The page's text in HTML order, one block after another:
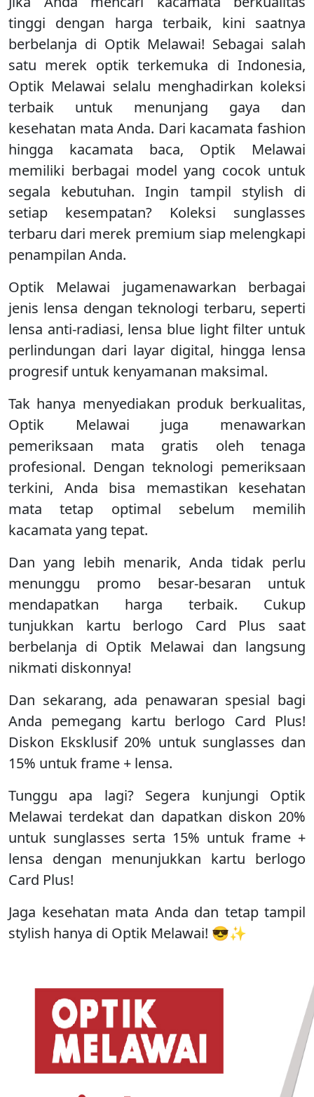
tinggi dengan harga terbaik, kini saatnya
berbelanja di Optik Melawai! Sebagai salah
satu merek optik terkemuka di Indonesia,
Optik Melawai selalu menghadirkan koleksi
terbaik untuk menunjang gaya dan
kesehatan mata Anda. Dari kacamata fashion
hingga kacamata baca, Optik Melawai
memiliki berbagai model yang cocok untuk
segala kebutuhan. Ingin tampil stylish di
setiap kesempatan? Koleksi sunglasses
terbaru dari merek premium siap melengkapi
penampilan Anda.
Optik Melawai jugamenawarkan berbagai
jenis lensa dengan teknologi terbaru, seperti
lensa anti-radiasi, lensa blue light filter untuk
perlindungan dari layar digital, hingga lensa
progresif untuk kenyamanan maksimal.
Tak hanya menyediakan produk berkualitas,
Optik Melawai juga menawarkan
pemeriksaan mata gratis oleh tenaga
profesional. Dengan teknologi pemeriksaan
terkini, Anda bisa memastikan kesehatan
mata tetap optimal sebelum memilih
kacamata yang tepat.
Dan yang lebih menarik, Anda tidak perlu
menunggu promo besar-besaran untuk
mendapatkan harga terbaik. Cukup
tunjukkan kartu berlogo Card Plus saat
berbelanja di Optik Melawai dan langsung
nikmati diskonnya!
Dan sekarang, ada penawaran spesial bagi
Anda pemegang kartu berlogo Card Plus!
Diskon Eksklusif 20% untuk sunglasses dan
15% untuk frame + lensa.
Tunggu apa lagi? Segera kunjungi Optik
Melawai terdekat dan dapatkan diskon 20%
untuk sunglasses serta 15% untuk frame +
lensa dengan menunjukkan kartu berlogo
Card Plus!
Jaga kesehatan mata Anda dan tetap tampil
stylish hanya di Optik Melawai! 😎✨